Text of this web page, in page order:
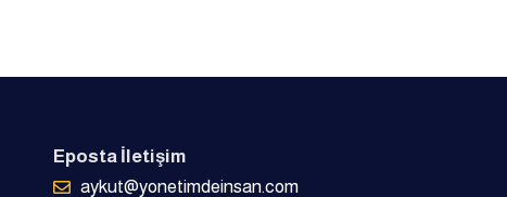
Eposta İletişim
aykut@yonetimdeinsan.com